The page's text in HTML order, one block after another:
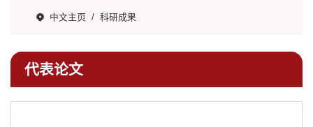
中文主页 / 科研成果
代表论文